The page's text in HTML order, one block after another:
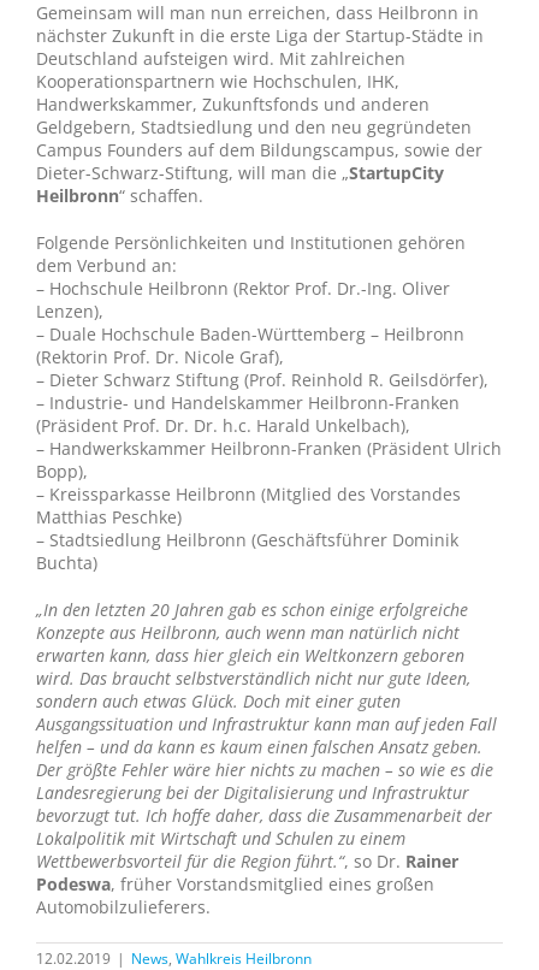
Gemeinsam will man nun erreichen, dass Heilbronn in
nächster Zukunft in die erste Liga der Startup-Städte in
Deutschland aufsteigen wird. Mit zahlreichen
Kooperationspartnern wie Hochschulen, IHK,
Handwerkskammer, Zukunftsfonds und anderen
Geldgebern, Stadtsiedlung und den neu gegründeten
Campus Founders auf dem Bildungscampus, sowie der
Dieter-Schwarz-Stiftung, will man die „StartupCity
Heilbronn“ schaffen.
Folgende Persönlichkeiten und Institutionen gehören
dem Verbund an:
– Hochschule Heilbronn (Rektor Prof. Dr.-Ing. Oliver
Lenzen),
– Duale Hochschule Baden-Württemberg – Heilbronn
(Rektorin Prof. Dr. Nicole Graf),
– Dieter Schwarz Stiftung (Prof. Reinhold R. Geilsdörfer),
– Industrie- und Handelskammer Heilbronn-Franken
(Präsident Prof. Dr. Dr. h.c. Harald Unkelbach),
– Handwerkskammer Heilbronn-Franken (Präsident Ulrich
Bopp),
– Kreissparkasse Heilbronn (Mitglied des Vorstandes
Matthias Peschke)
– Stadtsiedlung Heilbronn (Geschäftsführer Dominik
Buchta)
„In den letzten 20 Jahren gab es schon einige erfolgreiche
Konzepte aus Heilbronn, auch wenn man natürlich nicht
erwarten kann, dass hier gleich ein Weltkonzern geboren
wird. Das braucht selbstverständlich nicht nur gute Ideen,
sondern auch etwas Glück. Doch mit einer guten
Ausgangssituation und Infrastruktur kann man auf jeden Fall
helfen – und da kann es kaum einen falschen Ansatz geben.
Der größte Fehler wäre hier nichts zu machen – so wie es die
Landesregierung bei der Digitalisierung und Infrastruktur
bevorzugt tut. Ich hoffe daher, dass die Zusammenarbeit der
Lokalpolitik mit Wirtschaft und Schulen zu einem
Wettbewerbsvorteil für die Region führt.“, so Dr. Rainer
Podeswa, früher Vorstandsmitglied eines großen
Automobilzulieferers.
12.02.2019 | News, Wahlkreis Heilbronn